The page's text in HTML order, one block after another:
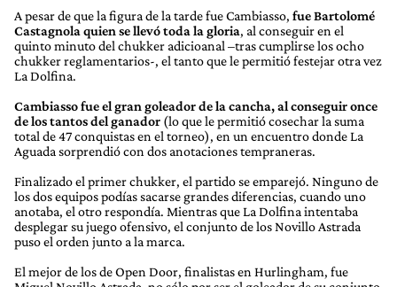
A pesar de que la figura de la tarde fue Cambiasso, fue Bartolomé
Castagnola quien se llevó toda la gloria, al conseguir en el
quinto minuto del chukker adicioanal –tras cumplirse los ocho
chukker reglamentarios-, el tanto que le permitió festejar otra vez
La Dolfina.
Cambiasso fue el gran goleador de la cancha, al conseguir once
de los tantos del ganador (lo que le permitió cosechar la suma
total de 47 conquistas en el torneo), en un encuentro donde La
Aguada sorprendió con dos anotaciones tempraneras.
Finalizado el primer chukker, el partido se emparejó. Ninguno de
los dos equipos podías sacarse grandes diferencias, cuando uno
anotaba, el otro respondía. Mientras que La Dolfina intentaba
desplegar su juego ofensivo, el conjunto de los Novillo Astrada
puso el orden junto a la marca.
El mejor de los de Open Door, finalistas en Hurlingham, fue